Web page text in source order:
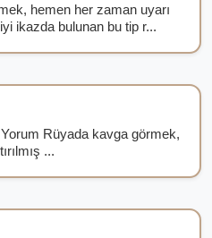
hemen her zaman uyarı
ikazda bulunan bu tip r...
Rüyada kavga görmek,
...